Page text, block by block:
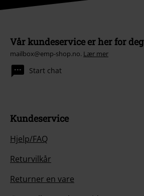
Vår kundeservice er her for deg
mailbox@emp-shop.no. Lær mer
Start chat
Kundeservice
Hjelp/FAQ
Returvilkår
Returner en vare